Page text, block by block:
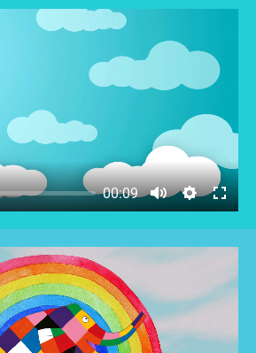
00:09